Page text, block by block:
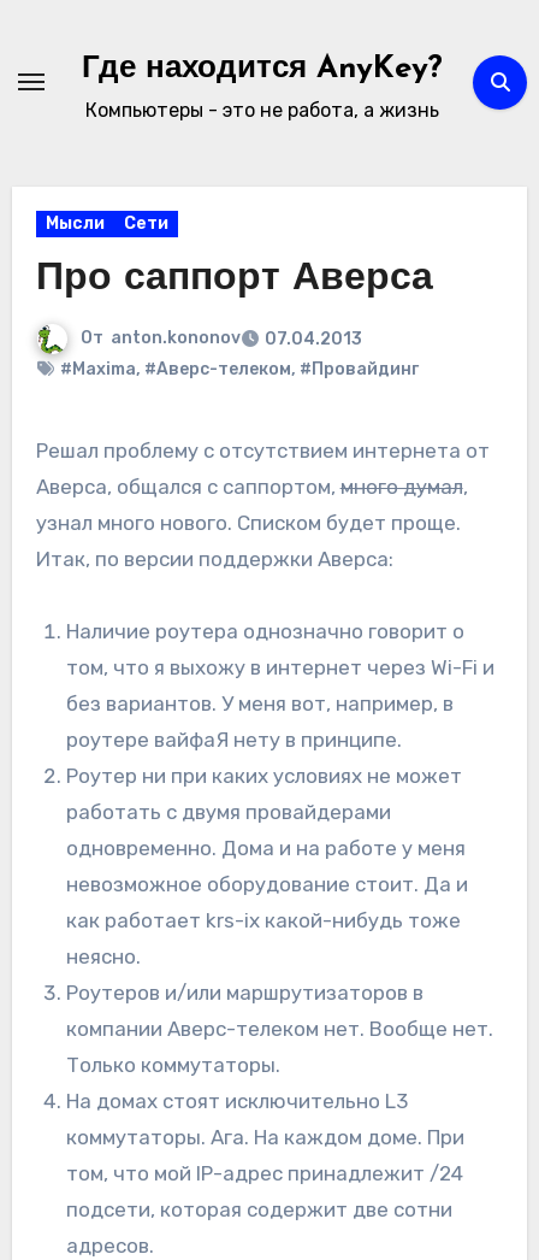
содержимомуГде находится AnyKey?
Компьютеры - это не работа, а жизнь
Мысли Сети
Про саппорт Аверса
От anton.kononov
07.04.2013
#Maxima, #Аверс-телеком, #Провайдинг
Решал проблему с отсутствием интернета от
Аверса, общался с саппортом,много думал,
узнал много нового. Списком будет проще.
Итак, по версии поддержки Аверса:
Наличие роутера однозначно говорит о
том, что я выхожу в интернет через Wi-Fi и
без вариантов. У меня вот, например, в
роутере вайфаЯ нету в принципе.
Роутер ни при каких условиях не может
работать с двумя провайдерами
одновременно. Дома и на работе у меня
невозможное оборудование стоит. Да и
как работает krs-ix какой-нибудь тоже
неясно.
Роутеров и/или маршрутизаторов в
компании Аверс-телеком нет. Вообще нет.
Только коммутаторы.
На домах стоят исключительно L3
коммутаторы. Ага. На каждом доме. При
том, что мой IP-адрес принадлежит /24
подсети, которая содержит две сотни
адресов.